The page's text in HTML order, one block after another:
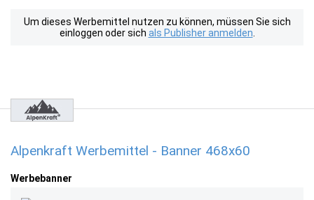
Um dieses Werbemittel nutzen zu können, müssen Sie sich
einloggen oder sich als Publisher anmelden
Alpenkraft Werbemittel - Banner 468x60
Werbebanner